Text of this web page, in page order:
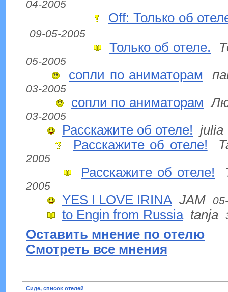
04-2005
Off: Только об
09-05-2005
Только об отеле.
05-2005
сопли по аниматорам
03-2005
сопли по аниматорам
03-2005
Расскажите об отеле! julia
Расскажите об отеле!
2005
Расскажите об отеле!
2005
YES I LOVE IRINA JAM
to Engin from Russia tanja
Оставить мнение по отелю
Смотреть все мнения
Сиде, список отелей